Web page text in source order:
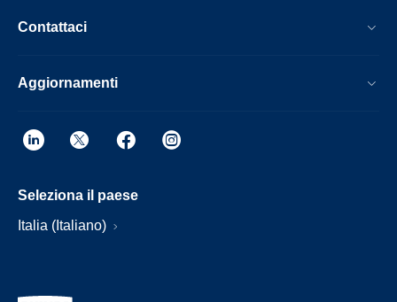
Contattaci
Aggiornamenti
Seleziona il paese
Italia (Italiano)